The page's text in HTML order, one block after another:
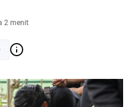
2 menit